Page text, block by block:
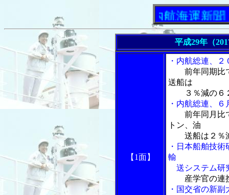
「内航海運新聞」
平成29年（
【1面】
・内航総連、
前年同期比
送船は
３％減の６２
・内航総連、
前年同月比
トン、油
送船は２％減
・日本船舶技
輸
送システム研
産学官の連
・国交省の新